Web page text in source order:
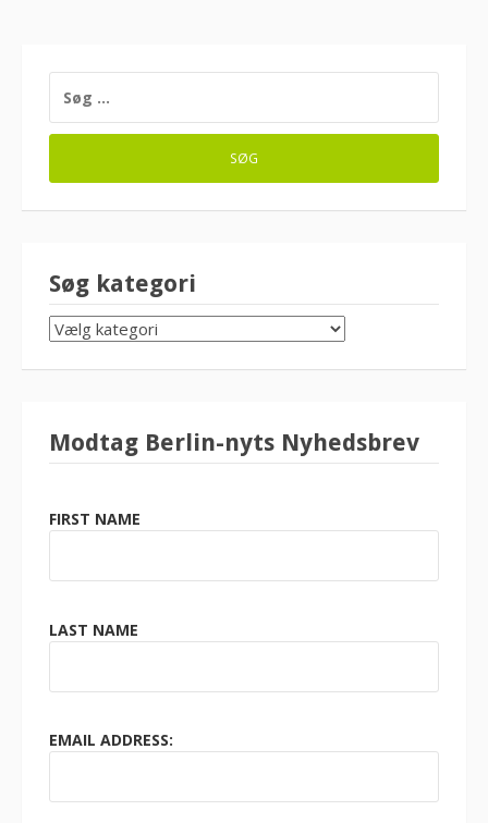
EFTER:
Søg kategori
SØG
KATEGORI
Modtag Berlin-nyts Nyhedsbrev
FIRST NAME
LAST NAME
EMAIL ADDRESS: